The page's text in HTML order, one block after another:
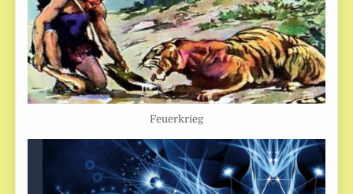
Feuerkrieg